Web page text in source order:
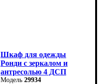
Шкаф для одежды
Ронди с зеркалом и
антресолью 4 ДСП
29934